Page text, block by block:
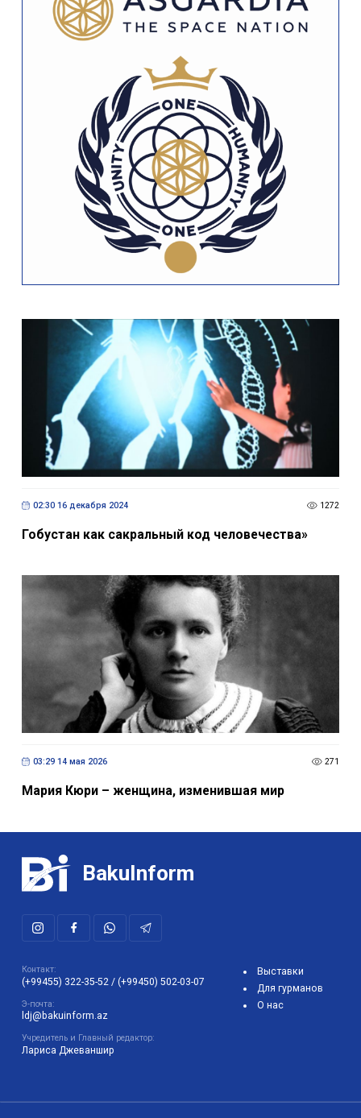
02:30 16 декабря 2024 1272
Гобустан как сакральный код человечества»
03:29 14 мая 2026 271
Мария Кюри – женщина, изменившая мир
BakuInform
Контакт:
(+99455) 322-35-52 / (+99450) 502-03-07
Э-почта:
ldj@bakuinform.az
Учредитель и Главный редактор:
Лариса Джеваншир
Выставки
Для гурманов
О нас